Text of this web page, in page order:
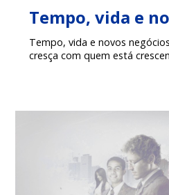
Tempo, vida e
Tempo, vida e novos
cresça com quem está